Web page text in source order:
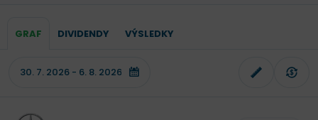
GRAF DIVIDENDY VÝSLEDKY